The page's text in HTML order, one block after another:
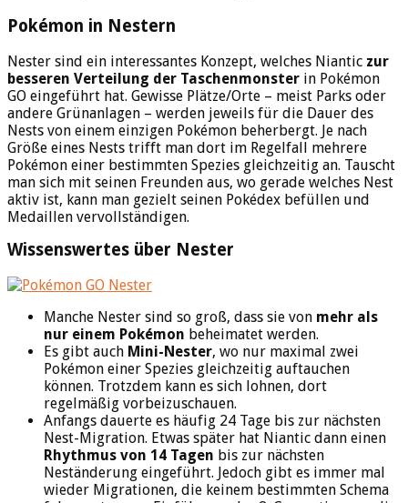
Pokémon in Nestern
Nester sind ein interessantes Konzept, welches Niantic zur
besseren Verteilung der Taschenmonster in Pokémon
GO eingeführt hat. Gewisse Plätze/Orte – meist Parks oder
andere Grünanlagen – werden jeweils für die Dauer des
Nests von einem einzigen Pokémon beherbergt. Je nach
Größe eines Nests trifft man dort im Regelfall mehrere
Pokémon einer bestimmten Spezies gleichzeitig an. Tauscht
man sich mit seinen Freunden aus, wo gerade welches Nest
aktiv ist, kann man gezielt seinen Pokédex befüllen und
Medaillen vervollständigen.
Wissenswertes über Nester
Manche Nester sind so groß, dass sie von mehr als
nur einem Pokémon beheimatet werden.
Es gibt auch Mini-Nester, wo nur maximal zwei
Pokémon einer Spezies gleichzeitig auftauchen
können. Trotzdem kann es sich lohnen, dort
regelmäßig vorbeizuschauen.
Anfangs dauerte es häufig 24 Tage bis zur nächsten
Nest-Migration. Etwas später hat Niantic dann einen
Rhythmus von 14 Tagen bis zur nächsten
Neständerung eingeführt. Jedoch gibt es immer mal
wieder Migrationen, die keinem bestimmten Schema